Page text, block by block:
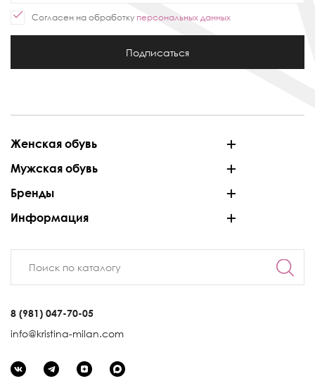
Согласен на обработку персональных данных
Подписаться
Женская обувь
Мужская обувь
Бренды
Информация
8 (981) 047-70-05
info@kristina-milan.com